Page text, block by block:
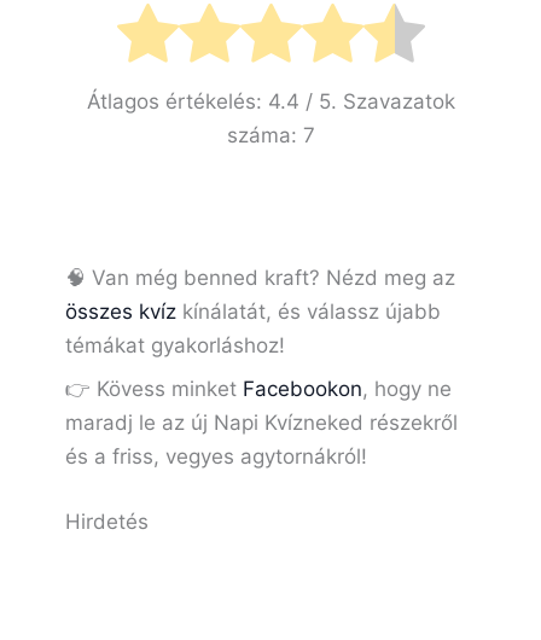
Átlagos értékelés: 4.4 / 5. Szavazatok
száma: 7
🧠 Van még benned kraft? Nézd meg az
összes kvíz kínálatát, és válassz újabb
témákat gyakorláshoz!
👉 Kövess minket Facebookon, hogy ne
maradj le az új Napi Kvízneked részekről
és a friss, vegyes agytornákról!
Hirdetés